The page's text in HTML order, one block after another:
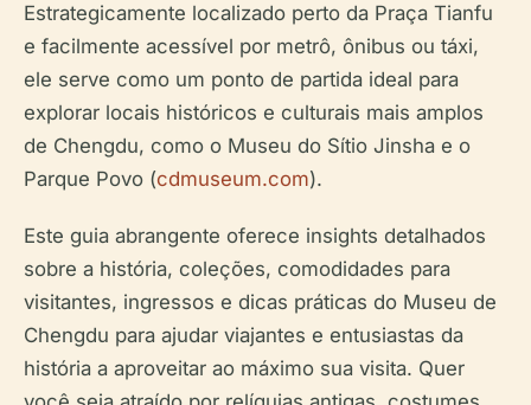
Estrategicamente localizado perto da Praça Tianfu
e facilmente acessível por metrô, ônibus ou táxi,
ele serve como um ponto de partida ideal para
explorar locais históricos e culturais mais amplos
de Chengdu, como o Museu do Sítio Jinsha e o
Parque Povo (cdmuseum.com).
Este guia abrangente oferece insights detalhados
sobre a história, coleções, comodidades para
visitantes, ingressos e dicas práticas do Museu de
Chengdu para ajudar viajantes e entusiastas da
história a aproveitar ao máximo sua visita. Quer